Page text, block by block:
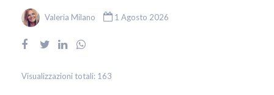
Valeria Milano 1 Agosto 2026
Visualizzazioni totali: 163